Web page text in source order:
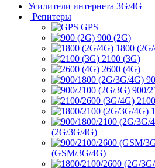
Усилители интернета 3G/4G
Репитеры
GPS
900 (2G)
1800
2100 (3G)
2600 (4G)
900/
(2G/3G/4G)
(GSM/3G/4G)